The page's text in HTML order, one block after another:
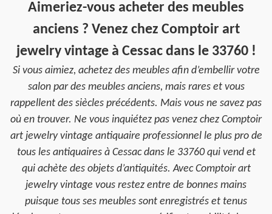
Aimeriez-vous acheter des meubles
anciens ? Venez chez Comptoir art
jewelry vintage à Cessac dans le 33760 !
Si vous aimiez, achetez des meubles afin d’embellir votre
salon par des meubles anciens, mais rares et vous
rappellent des siècles précédents. Mais vous ne savez pas
où en trouver. Ne vous inquiétez pas venez chez Comptoir
art jewelry vintage antiquaire professionnel le plus pro de
tous les antiquaires à Cessac dans le 33760 qui vend et
qui achète des objets d’antiquités. Avec Comptoir art
jewelry vintage vous restez entre de bonnes mains
puisque tous ses meubles sont enregistrés et tenus